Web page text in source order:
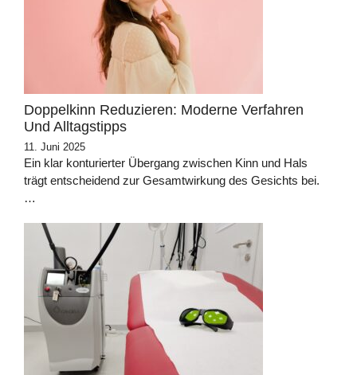
Doppelkinn Reduzieren: Moderne Verfahren
Und Alltagstipps
11. Juni 2025
Ein klar konturierter Übergang zwischen Kinn und Hals
trägt entscheidend zur Gesamtwirkung des Gesichts bei.
…